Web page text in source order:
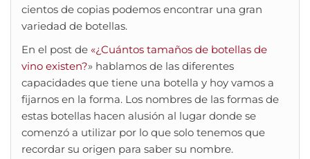
cientos de copias podemos encontrar una gran
variedad de botellas.
En el post de «¿Cuántos tamaños de botellas de
vino existen?» hablamos de las diferentes
capacidades que tiene una botella y hoy vamos a
fijarnos en la forma. Los nombres de las formas de
estas botellas hacen alusión al lugar donde se
comenzó a utilizar por lo que solo tenemos que
recordar su origen para saber su nombre.